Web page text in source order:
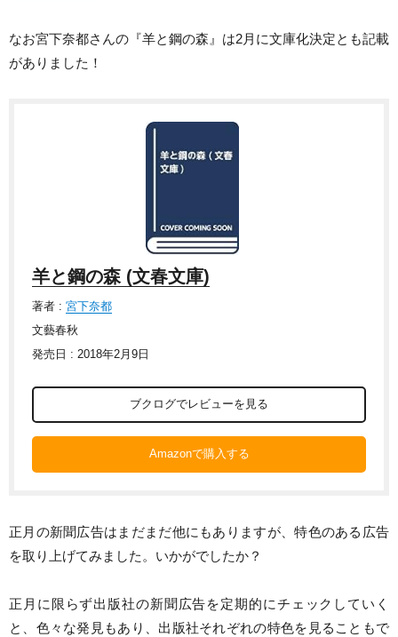
なお宮下奈都さんの『羊と鋼の森』は2月に文庫化決定とも記載
がありました！
羊と鋼の森 (文春文庫)
著者 : 宮下奈都
文藝春秋
発売日 : 2018年2月9日
ブクログでレビューを見る
Amazonで購入する
正月の新聞広告はまだまだ他にもありますが、特色のある広告
を取り上げてみました。いかがでしたか？
正月に限らず出版社の新聞広告を定期的にチェックしていく
と、色々な発見もあり、出版社それぞれの特色を見ることもで